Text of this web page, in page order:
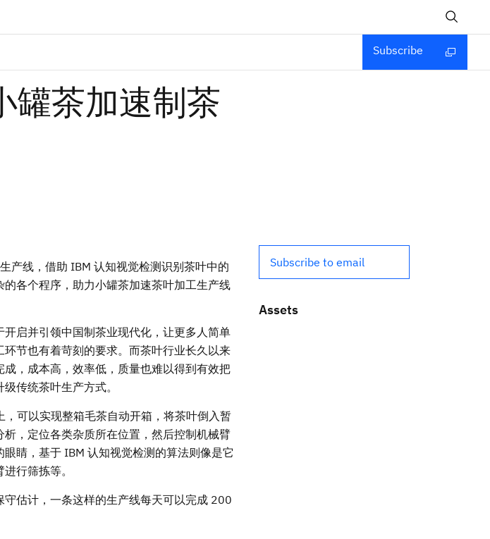
Subscribe
罐茶加速制茶
产线，借助 IBM 认知视觉检测识别茶叶中的
各个程序，助力小罐茶加速茶叶加工生产线
启并引领中国制茶业现代化，让更多人简单
节也有着苛刻的要求。而茶叶行业长久以来
，成本高，效率低，质量也难以得到有效把
传统茶叶生产方式。
可以实现整箱毛茶自动开箱，将茶叶倒入暂
，定位各类杂质所在位置，然后控制机械臂
睛，基于 IBM 认知视觉检测的算法则像是它
行筛拣等。
估计，一条这样的生产线每天可以完成 200
Subscribe to email
Assets